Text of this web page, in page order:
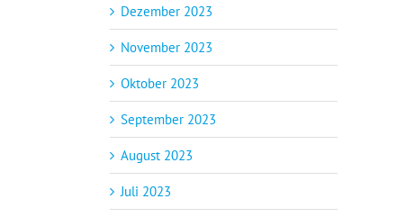
Dezember 2023
November 2023
Oktober 2023
September 2023
August 2023
Juli 2023